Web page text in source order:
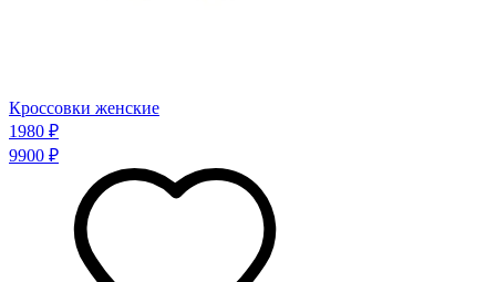
Кроссовки женские
1980 ₽
9900 ₽